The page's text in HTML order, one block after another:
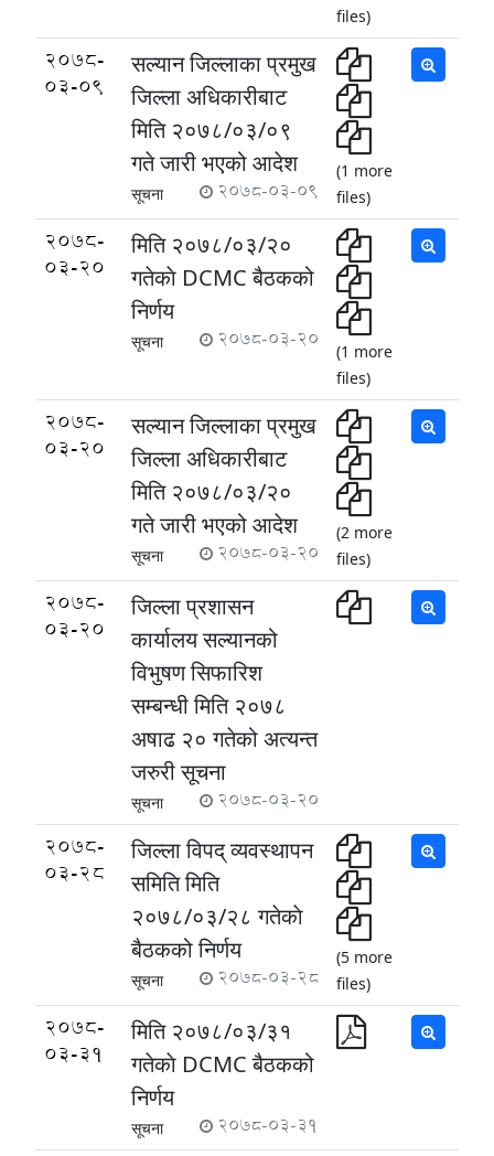
files)
2078-
03-09
सल्यान जिल्लाका प्रमुख
जिल्ला अधिकारीबाट
मिति २०७८/०३/०९
गते जारी भएको आदेश
सूचना 2078-03-09
(1 more
files)
2078-
03-20
मिति २०७८/०३/२०
गतेकाे DCMC बैठकको
निर्णय
सूचना 2078-03-20
(1 more
files)
2078-
03-20
सल्यान जिल्लाका प्रमुख
जिल्ला अधिकारीबाट
मिति २०७८/०३/२०
गते जारी भएको आदेश
सूचना 2078-03-20
(2 more
files)
2078-
03-20
जिल्ला प्रशासन
कार्यालय सल्यानको
विभुषण सिफारिश
सम्बन्धी मिति २०७८
अषाढ २० गतेको अत्यन्त
जरुरी सूचना
सूचना 2078-03-20
2078-
03-28
जिल्ला विपद् व्यवस्थापन
समिति मिति
२०७८/०३/२८ गतेकाे
बैठकको निर्णय
सूचना 2078-03-28
(5 more
files)
2078-
03-31
मिति २०७८/०३/३१
गतेकाे DCMC बैठकको
निर्णय
सूचना 2078-03-31